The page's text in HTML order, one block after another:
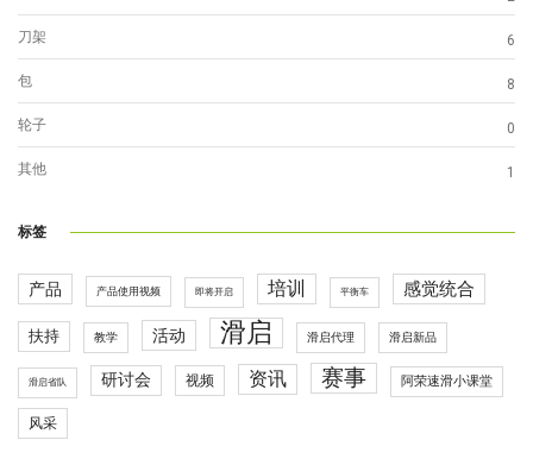
刀架 6
包 8
轮子 0
其他 1
标签
产品 产品使用视频 即将开启 培训 平衡车 感觉统合
扶持 教学 活动 滑启 滑启代理 滑启新品
滑启省队 研讨会 视频 资讯 赛事 阿荣速滑小课堂
风采